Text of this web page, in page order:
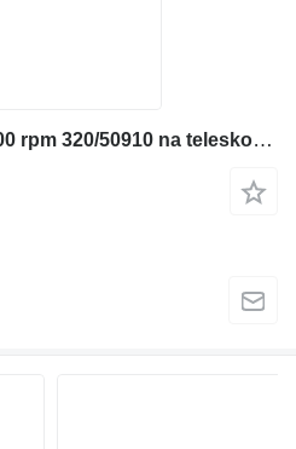
Motor JCB 444 TCAE 2200 rpm 320/50910 na teleskopického nakladača JCB 531-70, 535-95 ,540-140